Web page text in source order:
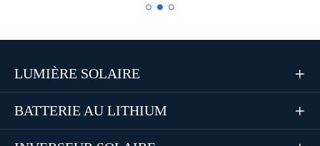
LUMIÈRE SOLAIRE 
BATTERIE AU LITHIUM 